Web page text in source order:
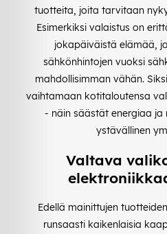
tuotteita, joita tarvitaan
Esimerkiksi valaistus on
jokapäiväistä elämää,
sähkönhintojen vuoksi
mahdollisimman vähän.
vaihtamaan kotitaloutensa
- näin säästät energiaa ja
ystävällinen
Valtava
Edellä mainittujen
runsaasti kaikenlaisia